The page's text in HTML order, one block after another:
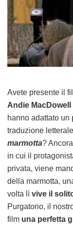
Avete presente il
Andie MacDowell
hanno adattato un
traduzione
marmotta?
in cui il
privata, viene
della marmotta,
volta lì vive il
Purgatorio, il
film una perfetta